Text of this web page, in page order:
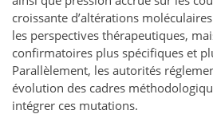
croissante d’altérations
les perspectives thérapeutiques,
confirmatoires plus spécifiques et
Parallèlement, les autorités
évolution des cadres
intégrer ces mutations.